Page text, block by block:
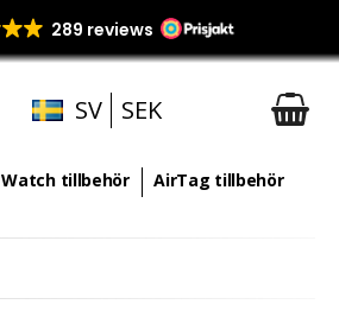
SV SEK
tillbehör AirTag tillbehör